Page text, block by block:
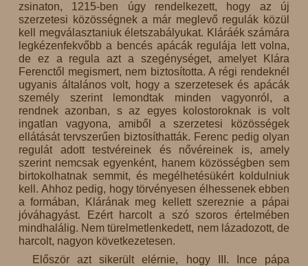
zsinaton, 1215-ben úgy rendelkezett, hogy az új
szerzetesi közösségnek a már meglevő regulák közül
kell megválasztaniuk életszabályukat. Kláráék számára
legkézenfekvőbb a bencés apácák regulája lett volna,
de ez a regula azt a szegénységet, amelyet Klára
Ferenctől megismert, nem biztosította. A régi rendeknél
ugyanis általános volt, hogy a szerzetesek és apácák
személy szerint lemondtak minden vagyonról, a
rendnek azonban, s az egyes kolostoroknak is volt
ingatlan vagyona, amiből a szerzetesi közösségek
ellátását tervszerűen biztosíthatták. Ferenc pedig olyan
regulát adott testvéreinek és nővéreinek is, amely
szerint nemcsak egyenként, hanem közösségben sem
birtokolhatnak semmit, és megélhetésükért koldulniuk
kell. Ahhoz pedig, hogy törvényesen élhessenek ebben
a formában, Klárának meg kellett szereznie a pápai
jóváhagyást. Ezért harcolt a szó szoros értelmében
mindhalálig. Nem türelmetlenkedett, nem lázadozott, de
harcolt, nagyon következetesen.
Először azt sikerült elérnie, hogy III. Ince pápa